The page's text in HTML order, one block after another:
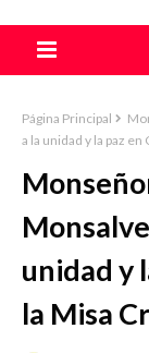
Página Principal
a la unidad y la paz
unidad y
la Misa